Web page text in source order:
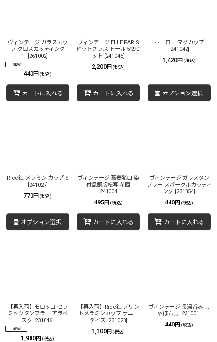
ヴィンテージ ガラスカッ
プ クロスカッティング
[261002]
440円 (税込)
カートに入れる
ヴィンテージ ELLE PARIS
ドットグラス トール 5個セ
ット [241045]
2,200円 (税込)
カートに入れる
ホーロー マグカップ
[241042]
1,420円 (税込)
オプション選択
Rice社 メラミン カップ S
[241027]
770円 (税込)
オプション選択
ヴィンテージ 蕎麦猪口 染
付風銅版転写 花図
[241004]
495円 (税込)
カートに入れる
ヴィンテージ ガラスタン
ブラー スパークルカッティ
ング [231054]
440円 (税込)
カートに入れる
【再入荷】モロッコ セラ
ミックタンブラー アラベ
スク [231046]
1,980円 (税込)
【再入荷】Rice社 プリン
トメラミンカップ サニー
デイズ [231023]
1,100円 (税込)
ヴィンテージ 長湯呑み し
ゃぼん玉 [231001]
440円 (税込)